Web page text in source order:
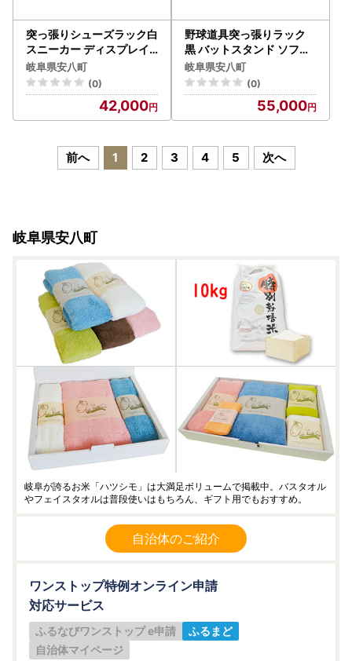
突っ張りシューズラック白
スニーカー ディスプレイ
収納家具 インテリア 靴収
納 組み立て必要 工具不要
岐阜県安八町
(0)
42,000
野球道具突っ張りラック
黒 バットスタンド ソフト
ボール 国産 インテリア 組
み立て必要 野球用品収納
岐阜県安八町
(0)
55,000
前へ 1 2 3 4 5 次へ
岐阜県安八町
岐阜が誇るお米「ハツシモ」は大満足ボリュームで掲載中。バスタオル
やフェイスタオルは普段使いはもちろん、ギフト用でもおすすめ。
自治体のご紹介
ワンストップ特例オンライン申請
対応サービス
ふるなびワンストップ e申請
ふるまど
自治体マイページ